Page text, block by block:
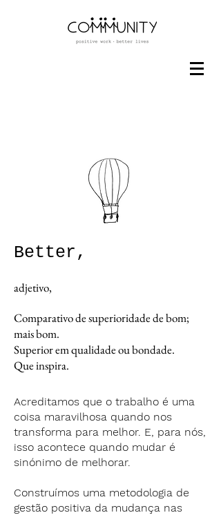
Better,
adjetivo,
Comparativo de superioridade de bom;
mais bom.
Superior em qualidade ou bondade.
Que inspira.
Acreditamos que o trabalho é uma
coisa maravilhosa quando nos
transforma para melhor. E, para nós,
isso acontece quando mudar é
sinónimo de melhorar.
Construímos uma metodologia de
gestão positiva da mudança nas